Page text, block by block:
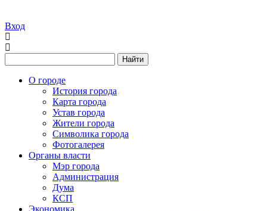
Вход
Найти
О городе
История города
Карта города
Устав города
Жители города
Символика города
Фотогалерея
Органы власти
Мэр города
Администрация
Дума
КСП
Экономика